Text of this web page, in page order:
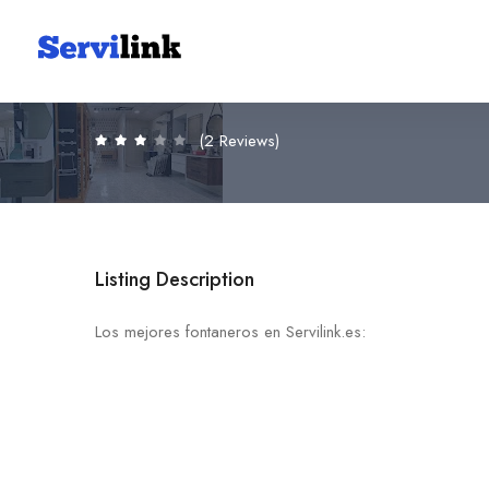
Jose Martinez Carrillo.
(2 Reviews)
Listing Description
Los mejores fontaneros en Servilink.es: